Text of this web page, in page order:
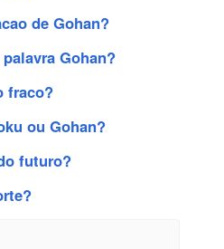
de Gohan?
Gohan?
fraco?
ou Gohan?
futuro?